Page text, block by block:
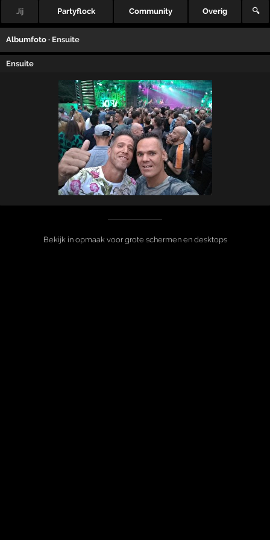
Jij Partyflock Community Overig 🔍
Albumfoto · Ensuite
Ensuite
Bekijk in opmaak voor grote schermen en desktops